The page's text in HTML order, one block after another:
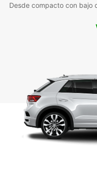
Desde compacto con bajo